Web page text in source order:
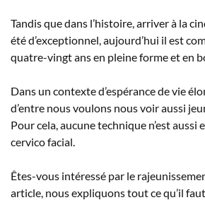
Tandis que dans l’histoire, arriver à la
été d’exceptionnel, aujourd’hui il est
quatre-vingt ans en pleine forme et en
Dans un contexte d’espérance de vie
d’entre nous voulons nous voir aussi
Pour cela, aucune technique n’est aussi
cervico facial.
Êtes-vous intéressé par le
article, nous expliquons tout ce qu’il